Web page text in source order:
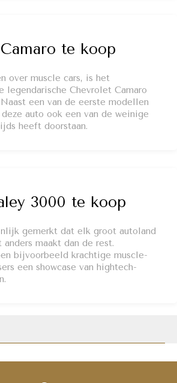
te koop
over muscle cars, is het
legendarische Chevrolet Camaro
een van de eerste modellen
auto ook een van de weinige
heeft doorstaan.
3000 te koop
gemerkt dat elk groot autoland
maakt dan de rest.
bijvoorbeeld krachtige muscle-
een showcase van hightech-